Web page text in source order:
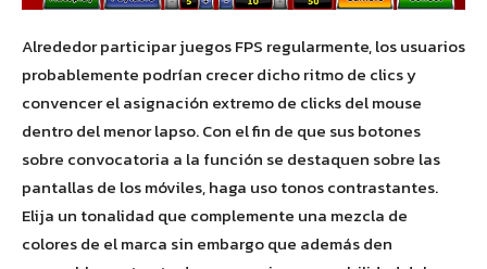
Alrededor participar juegos FPS regularmente, los usuarios
probablemente podrían crecer dicho ritmo de clics y
convencer el asignación extremo de clicks del mouse
dentro del menor lapso. Con el fin de que sus botones
sobre convocatoria a la función se destaquen sobre las
pantallas de los móviles, haga uso tonos contrastantes.
Elija un tonalidad que complemente una mezcla de
colores de el marca sin embargo que además den